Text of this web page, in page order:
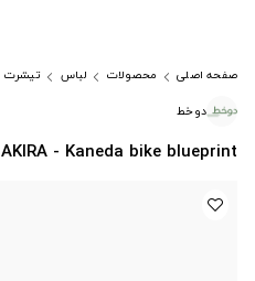
صفحه اصلی محصولات لباس
تیشرت
دوخط
AKIRA - Kaneda bike blueprint